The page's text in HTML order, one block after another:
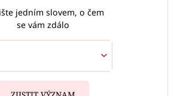
jedním slovem, o čem
se vám zdálo